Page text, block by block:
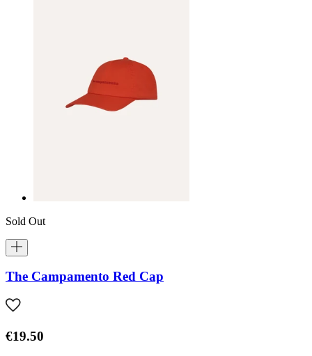
Sold Out
The Campamento Red Cap
€19.50